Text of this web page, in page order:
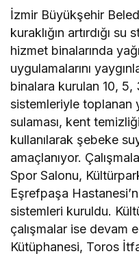
İzmir Büyükşehir
kuraklığın artırdığı
hizmet binalarında
uygulamalarını
binalara kurulan 10,
sistemleriyle toplanan
sulaması, kent
kullanılarak şebeke
amaçlanıyor.
Spor Salonu,
Eşrefpaşa
sistemleri kuruldu.
çalışmalar ise devam
Kütüphanesi, Toros